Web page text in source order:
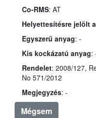
Co-RMS: AT
Helyettesítésre jelölt
Egyszerű anyag: -
Kis kockázatú anyag:
Rendelet: 2008/127,
No 571/2012
Megjegyzés: -
Mégsem